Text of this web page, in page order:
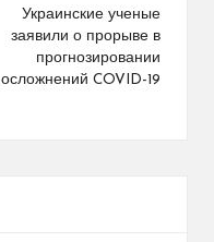
Украинские ученые
заявили о прорыве в
прогнозировании
осложнений COVID-19